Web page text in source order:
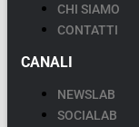
CHI SIAMO
CONTATTI
CANALI
NEWSLAB
SOCIALAB